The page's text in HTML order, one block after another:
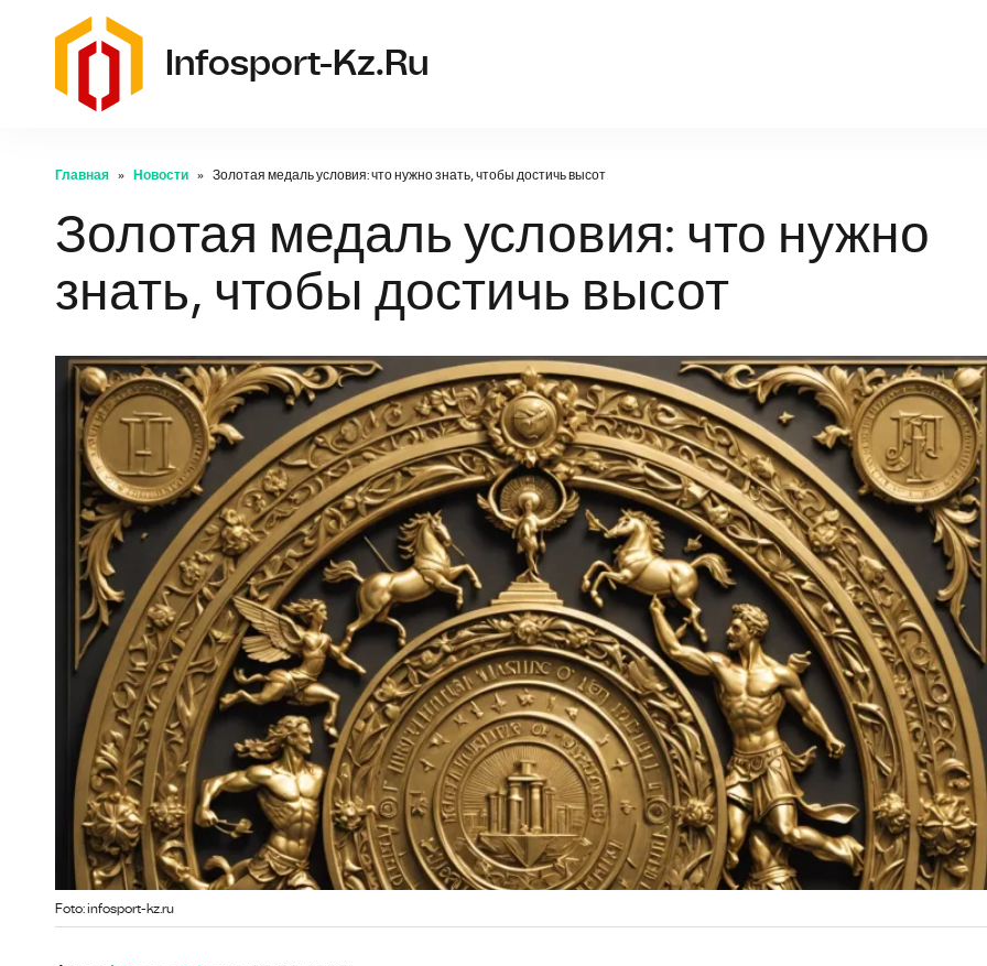
Infosport-Kz.ru
Главная Новости Золотая медаль условия: что нужно знать, чтобы достичь высот
Золотая медаль условия: что нужно
знать, чтобы достичь высот
Foto: infosport-kz.ru